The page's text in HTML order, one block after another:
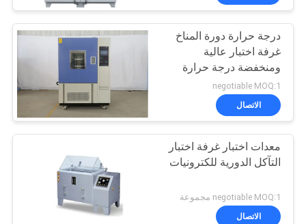
أخبار
اطلب
اقتباس
خريطة
درجة حرارة دورة المناخ
غرفة اختبار عالية
ومنخفضة درجة حرارة
غرفة اختبار البيئة غرفة
اختبار الرطوبة
negotiable MOQ:1
الاتصال
معدات اختبار غرفة اختبار
التآكل الدورية للكترونيات
negotiable MOQ:1 مجموعة
الاتصال